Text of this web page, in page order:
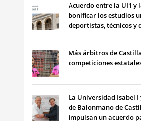
Acuerdo entre la UI1 y
bonificar los estudios
deportistas, técnicos y
Más árbitros de
competiciones
La Universidad Isabel I
de Balonmano de
impulsan un acuerdo